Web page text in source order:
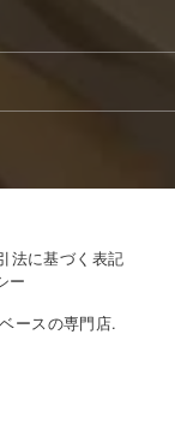
法に基づく表記
ー
ースの専門店.